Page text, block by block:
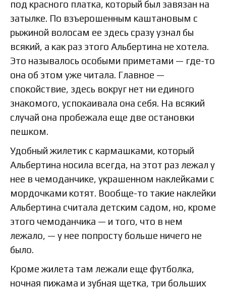
под красного платка, который был завязан на
затылке. По взъерошенным каштановым с
рыжиной волосам ее здесь сразу узнал бы
всякий, а как раз этого Альбертина не хотела.
Это называлось особыми приметами — где-то
она об этом уже читала. Главное —
спокойствие, здесь вокруг нет ни единого
знакомого, успокаивала она себя. На всякий
случай она пробежала еще две остановки
пешком.
Удобный жилетик с кармашками, который
Альбертина носила всегда, на этот раз лежал у
нее в чемоданчике, украшенном наклейками с
мордочками котят. Вообще-то такие наклейки
Альбертина считала детским садом, но, кроме
этого чемоданчика — и того, что в нем
лежало, — у нее попросту больше ничего не
было.
Кроме жилета там лежали еще футболка,
ночная пижама и зубная щетка, три больших